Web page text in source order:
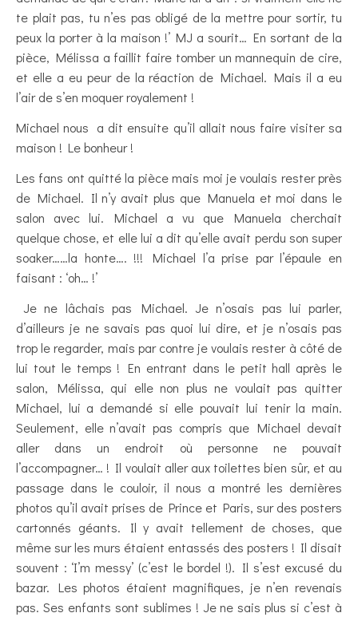
te plait pas, tu n’es pas obligé de la mettre pour sortir, tu
peux la porter à la maison !’ MJ a sourit… En sortant de la
pièce, Mélissa a faillit faire tomber un mannequin de cire,
et elle a eu peur de la réaction de Michael. Mais il a eu
l’air de s’en moquer royalement !
Michael nous a dit ensuite qu’il allait nous faire visiter sa
maison ! Le bonheur !
Les fans ont quitté la pièce mais moi je voulais rester près
de Michael. Il n’y avait plus que Manuela et moi dans le
salon avec lui. Michael a vu que Manuela cherchait
quelque chose, et elle lui a dit qu’elle avait perdu son super
soaker……la honte…. !!! Michael l’a prise par l’épaule en
faisant : ‘oh… !’
Je ne lâchais pas Michael. Je n’osais pas lui parler,
d’ailleurs je ne savais pas quoi lui dire, et je n’osais pas
trop le regarder, mais par contre je voulais rester à côté de
lui tout le temps ! En entrant dans le petit hall après le
salon, Mélissa, qui elle non plus ne voulait pas quitter
Michael, lui a demandé si elle pouvait lui tenir la main.
Seulement, elle n’avait pas compris que Michael devait
aller dans un endroit où personne ne pouvait
l’accompagner… ! Il voulait aller aux toilettes bien sûr, et au
passage dans le couloir, il nous a montré les dernières
photos qu’il avait prises de Prince et Paris, sur des posters
cartonnés géants. Il y avait tellement de choses, que
même sur les murs étaient entassés des posters ! Il disait
souvent : ‘I’m messy’ (c’est le bordel !). Il s’est excusé du
bazar. Les photos étaient magnifiques, je n’en revenais
pas. Ses enfants sont sublimes ! Je ne sais plus si c’est à